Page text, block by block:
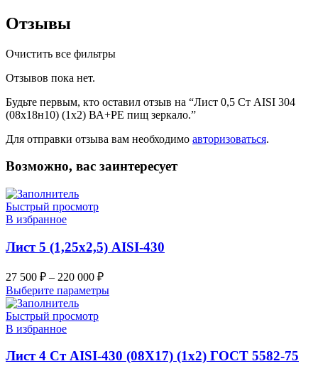
Отзывы
Очистить все фильтры
Отзывов пока нет.
Будьте первым, кто оставил отзыв на “Лист 0,5 Ст AISI 304
(08х18н10) (1х2) ВА+РЕ пищ зеркало.”
Для отправки отзыва вам необходимо авторизоваться.
Возможно, вас заинтересует
Быстрый просмотр
В избранное
Лист 5 (1,25х2,5) AISI-430
27 500 ₽ – 220 000 ₽
Выберите параметры
Быстрый просмотр
В избранное
Лист 4 Ст AISI-430 (08Х17) (1х2) ГОСТ 5582-75